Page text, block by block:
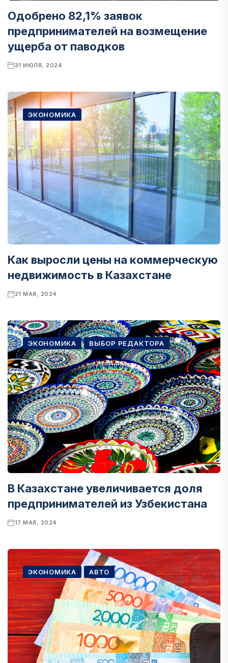
Одобрено 82,1% заявок
предпринимателей на возмещение
ущерба от паводков
31 ИЮЛЯ, 2024
ЭКОНОМИКА
Как выросли цены на коммерческую
недвижимость в Казахстане
21 МАЯ, 2024
ЭКОНОМИКА ВЫБОР РЕДАКТОРА
В Казахстане увеличивается доля
предпринимателей из Узбекистана
17 МАЯ, 2024
ЭКОНОМИКА АВТО